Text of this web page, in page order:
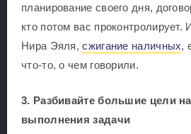
планирование своего дня,
кто потом вас проконтролирует.
Нира Эяля,сжигание наличных,
что-то, о чем говорили.
3. Разбивайте большие цели
выполнения задачи